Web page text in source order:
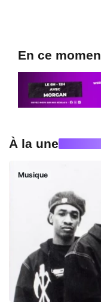
En ce
À la une
Musique